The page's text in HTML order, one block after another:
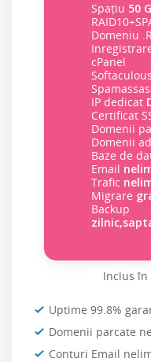
Spațiu 50
Domeniu
cPanel
Softaculous
IP dedicat
Certificat
Domenii
Domenii
Baze de
Email
Trafic
Migrare
Backup
Inclus în
Uptime 99.8%
Domenii parcate
Conturi Email